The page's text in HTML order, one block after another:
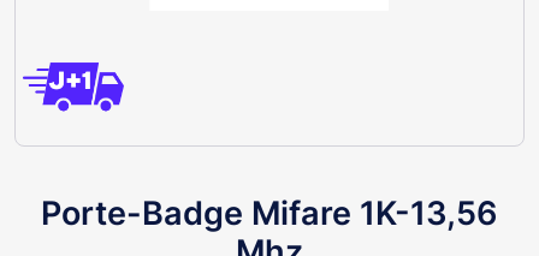
Porte-Badge Mifare 1K-13,56